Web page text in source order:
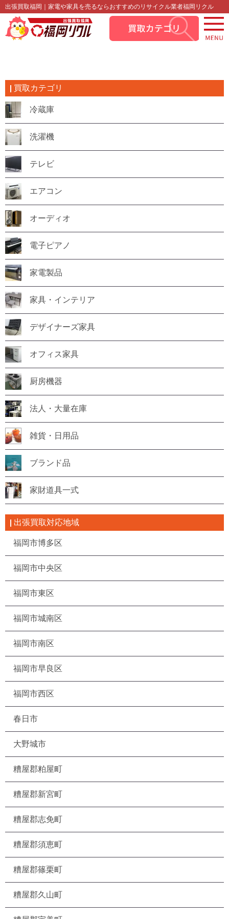
出張買取福岡｜家電や家具を売るならおすすめのリサイクル業者福岡リクル
買取カテゴリ
冷蔵庫
洗濯機
テレビ
エアコン
オーディオ
電子ピアノ
家電製品
家具・インテリア
デザイナーズ家具
オフィス家具
厨房機器
法人・大量在庫
雑貨・日用品
ブランド品
家財道具一式
出張買取対応地域
福岡市博多区
福岡市中央区
福岡市東区
福岡市城南区
福岡市南区
福岡市早良区
福岡市西区
春日市
大野城市
糟屋郡粕屋町
糟屋郡新宮町
糟屋郡志免町
糟屋郡須恵町
糟屋郡篠栗町
糟屋郡久山町